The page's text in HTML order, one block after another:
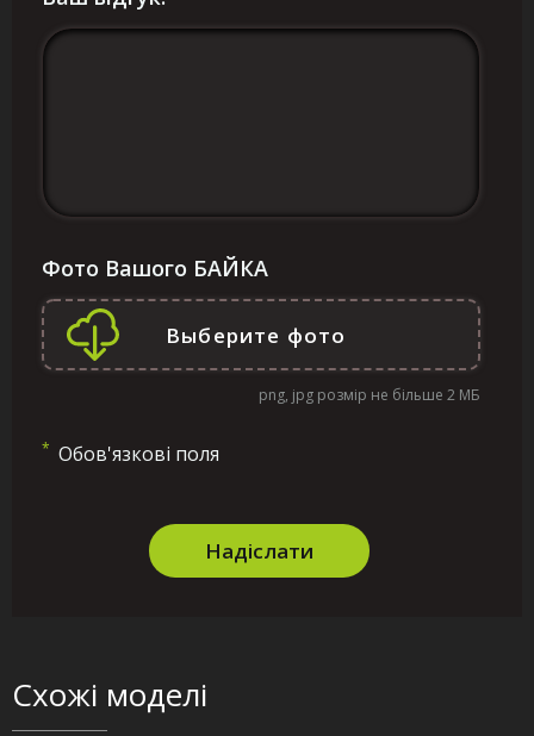
Фото Вашого БАЙКА
png, jpg розмір не більше 2 МБ
* Обов'язкові поля
Надіслати
Схожі моделі